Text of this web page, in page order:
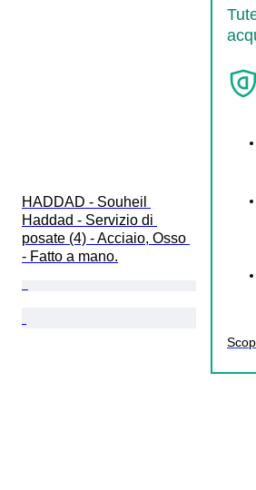
HADDAD - Souheil
Haddad - Servizio di
posate (4) - Acciaio, Osso
- Fatto a mano.